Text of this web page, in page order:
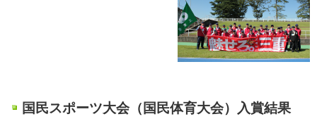
国民スポーツ大会（国民体育大会）入賞結果